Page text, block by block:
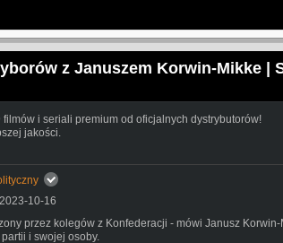
z Januszem Korwin-Mikke |
i seriali premium od oficjalnych dystrybutorów!
jakości.
10-16
przez kolegów z Konfederacji - mówi Janusz
i swojej osoby.